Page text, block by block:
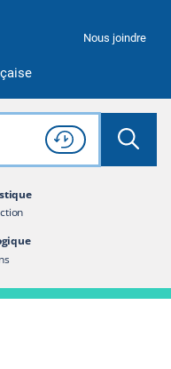
Nous joindre
dans tout le site
Lancer
Consulter l'
Historique
de recherche